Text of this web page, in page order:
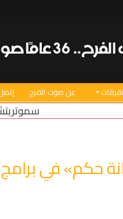
عن صوت الفرح
بقاء “الجيش
حكم» في برامج